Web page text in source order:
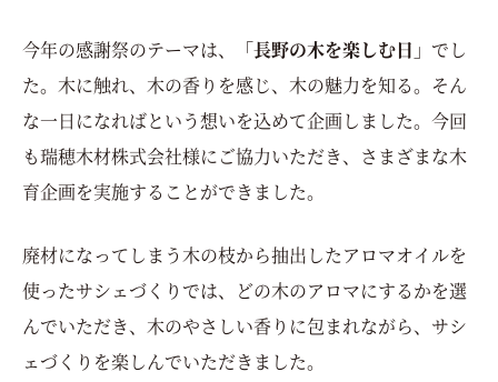
今年の感謝祭のテーマは、 「長野の木を楽しむ日」 でし
た。 木に触れ、木の香りを感じ、木の魅力を知る。 そん
な一日になればという想いを込めて企画しました。 今回
も瑞穂木材株式会社様にご協力いただき、さまざまな木
育企画を実施することができました。
廃材になってしまう木の枝から抽出したアロマオイルを
使ったサシェづくりでは、どの木のアロマにするかを選
んでいただき、木のやさしい香りに包まれながら、サシ
ェづくりを楽しんでいただきました。